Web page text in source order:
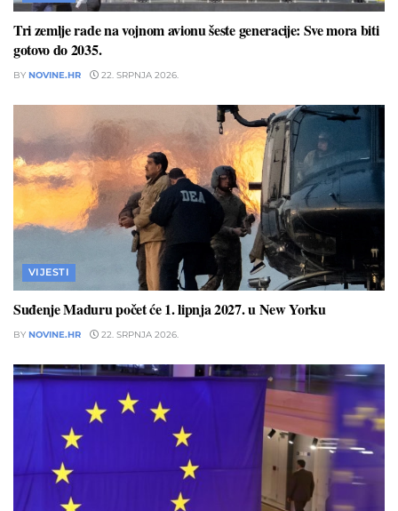
Tri zemlje rade na vojnom avionu šeste generacije: Sve mora biti
gotovo do 2035.
BY NOVINE.HR 22. SRPNJA 2026.
VIJESTI
Suđenje Maduru počet će 1. lipnja 2027. u New Yorku
BY NOVINE.HR 22. SRPNJA 2026.